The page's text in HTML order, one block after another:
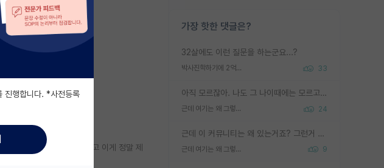
가장 핫한 댓글은?
32살에도 이런 질문을 하는군요...?
박사진학하기에 2억은 괜찮은 (?) 정도의 경제력인가요 33
아직 모르잖아. 나도 그 나이때에는 모르고 평가 받고 안심하고 싶었어.
근데 여기는 왜 그렇게 SPK를 물어보는거임? 24
근데 이 커뮤니티는 왜 있는거죠? 그런거 쉽게 물어볼수있어서 있는거 아닌가요? 그렇게 보기 싫으면 커뮤니티도 하지마시지 그러면
근데 여기는 왜 그렇게 SPK를 물어보는거임? 9
서가 아니라, 외부에 보이고 이게 정말 제
진행합니다. *사전등록